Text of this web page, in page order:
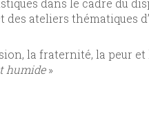
dans le cadre du
ateliers thématiques
la fraternité, la peur
humide»